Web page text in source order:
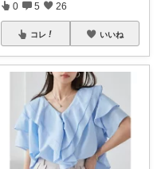
0 5 26
コレ いいね